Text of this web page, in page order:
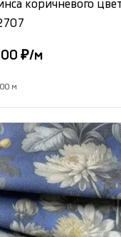
коричневого
₽/м
м